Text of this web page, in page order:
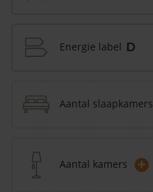
Energie label D
Aantal slaapkamers
Aantal kamers +